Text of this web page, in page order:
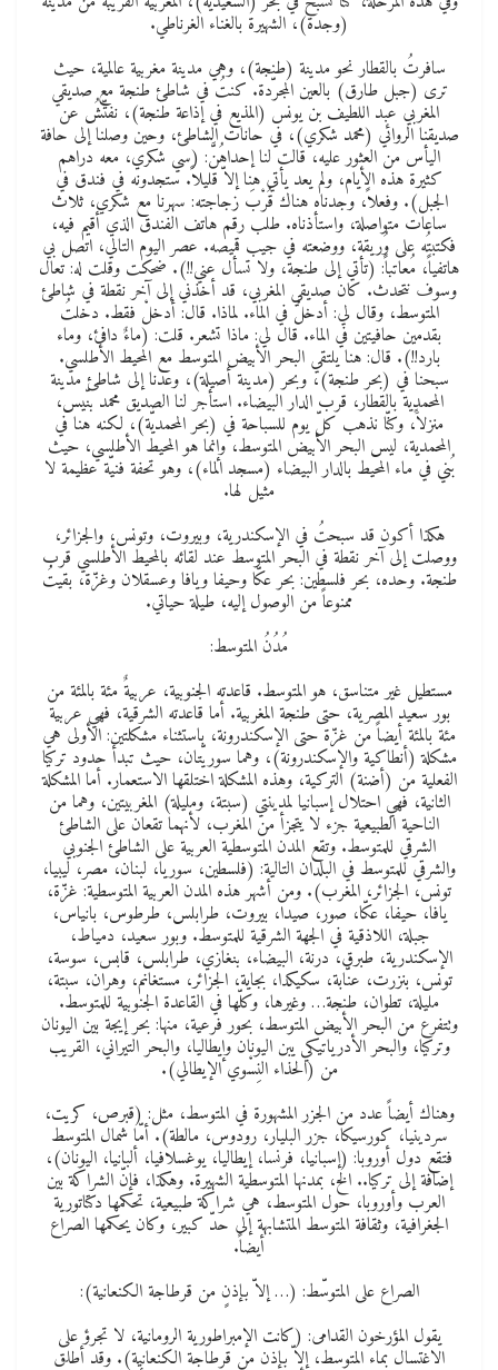
(وجدة)، الشهيرة بالغناء الغرناطي.
سافرتُ بالقطار نحو مدينة (طنجة)، وهي مدينة مغربية عالمية، حيث
ترى (جبل طارق) بالعين المجرّدة. كنتُ في شاطئ طنجة مع صديقي
المغربي عبد اللطيف بن يونس (المذيع في إذاعة طنجة)، نفتّشُ عن
صديقنا الروائي (محمد شكري)، في حانات الشاطئ، وحين وصلنا إلى حافة
اليأس من العثور عليه، قالت لنا إحداهُنَّ: (سي شكري، معه دراهم
كثيرة هذه الأيام، ولم يعد يأتي هنا إلاّ قليلاً. ستجدونه في فندق في
الجبل). وفعلاً، وجدناه هناك قُرْبَ زجاجته: سهرنا مع شكري، ثلاث
ساعات متواصلة، واستأذناه. طلب رقم هاتف الفندق الذي أقيم فيه،
فكتبتُه على وُريقة، ووضعته في جيب قميصه. عصر اليوم التالي، اتصل بي
هاتفياً، مُعاتباً: (تأتي إلى طنجة، ولا تسأل عني!!). ضحكت وقلت له: تعال
وسوف نتحدث. كان صديقي المغربي، قد أخذني إلى آخر نقطة في شاطئ
المتوسط، وقال لي: أدخلْ في الماء. لماذا. قال: أدخلْ فقط. دخلتُ
بقدمين حافيتين في الماء. قال لي: ماذا تشعر. قلت: (ماءٌ دافئ، وماء
بارد!!). قال: هنا يلتقي البحر الأبيض المتوسط مع المحيط الأطلسي.
سبحنا في (بحر طنجة)، وبحر (مدينة أصيلة)، وعدنا إلى شاطئ مدينة
المحمدية بالقطار، قرب الدار البيضاء. استأجر لنا الصديق محمد بنّيس،
منزلاًَ، وكنّا نذهب كلّ يوم للسباحة في (بحر المحمديّة)، لكنه هنا في
المحمدية، ليس البحر الأبيض المتوسط، وإنما هو المحيط الأطلسي، حيث
بُني في ماء المحيط بالدار البيضاء (مسجد الماء)، وهو تحفة فنيّة عظيمة لا
مثيل لها.
هكذا أكون قد سبحتُ في الإسكندرية، وبيروت، وتونس، والجزائر،
ووصلت إلى آخر نقطة في البحر المتوسط عند لقائه بالمحيط الأطلسي قرب
طنجة. وحده، بحر فلسطين: بحر عكّا وحيفا ويافا وعسقلان وغزّة، بقيتُ
ممنوعاً من الوصول إليه، طيلة حياتي.
مُدُنُ المتوسط:
مستطيل غير متناسق، هو المتوسط. قاعدته الجنوبية، عربيةٌ مئة بالمئة من
بور سعيد المصرية، حتى طنجة المغربية. أما قاعدته الشرقية، فهي عربية
مئة بالمئة أيضاً من غزّة حتى الإسكندرونة، باستثناء مشكلتين: الأولى هي
مشكلة (أنطاكية والإسكندرونة)، وهما سوريّتان، حيث تبدأ حدود تركيا
الفعلية من (أضنة) التركية، وهذه المشكلة اختلقها الاستعمار. أما المشكلة
الثانية، فهي احتلال إسبانيا لمدينتي (سبتة، ومليلة) المغربيتين، وهما من
الناحية الطبيعية جزء لا يتجزأ من المغرب، لأنهما تقعان على الشاطئ
الشرقي للمتوسط. وتقع المدن المتوسطية العربية على الشاطئ الجنوبي
والشرقي للمتوسط في البلدان التالية: (فلسطين، سوريا، لبنان، مصر، ليبيا،
تونس، الجزائر، المغرب). ومن أشهر هذه المدن العربية المتوسطية: غزّة،
يافا، حيفا، عكّا، صور، صيدا، بيروت، طرابلس، طرطوس، بانياس،
جبلة، اللاذقية في الجهة الشرقية للمتوسط. وبور سعيد، دمياط،
الإسكندرية، طبرق، درنة، البيضاء، بنغازي، طرابلس، قابس، سوسة،
تونس، بنزرت، عنّابة، سكيكدا، بجاية، الجزائر، مستغانم، وهران، سبتة،
مليلة، تطوان، طنجة… وغيرها، وكلّها في القاعدة الجنوبية للمتوسط.
وتتفرع من البحر الأبيض المتوسط، بحور فرعية، منها: بحر إيجة بين اليونان
وتركيا، والبحر الأدرياتيكي يبن اليونان وإيطاليا، والبحر التيراني، القريب
من (الحذاء النِسْوي الإيطالي).
وهناك أيضاً عدد من الجزر المشهورة في المتوسط، مثل: (قبرص، كريت،
سردينيا، كورسيكا، جزر البليار، رودوس، مالطة). أمّا شمال المتوسط
فتقع دول أوروبا: (إسبانيا، فرنسا، إيطاليا، يوغسلافيا، ألبانيا، اليونان)،
إضافة إلى تركيا.. الخ، بمدنها المتوسطية الشهيرة. وهكذا، فإنّ الشراكة بين
العرب وأوروبا، حول المتوسط، هي شراكة طبيعية، تحكمها دكتاتورية
الجغرافية، وثقافة المتوسط المتشابهة إلى حدّ كبير، وكان يحكمها الصراع
أيضاً.
الصراع على المتوسّط: (… إلاّ بإذنٍ من قرطاجة الكنعانية):
يقول المؤرخون القدامى: (كانت الإمبراطورية الرومانية، لا تجرؤ على
الاغتسال بماء المتوسط، إلاّ بإذن من قرطاجة الكنعانية). وقد أطلق